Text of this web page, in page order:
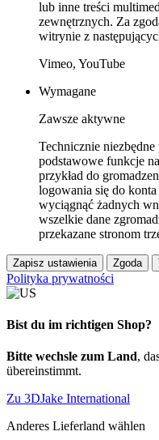
lub inne treści
zewnętrznych. Za
witrynie z
Vimeo, YouTube
Wymagane
Zawsze aktywne
Technicznie
podstawowe funkcje
przykład do
logowania się do
wyciągnąć żadnych
wszelkie dane
przekazane stronom
Zapisz ustawienia Zgoda
Polityka prywatności
Bist du im richtigen Shop?
Bitte wechsle zum Land,
übereinstimmt.
Zu 3DJake International
Anderes Lieferland wählen